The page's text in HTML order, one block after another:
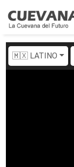
🇲🇽 LATINO